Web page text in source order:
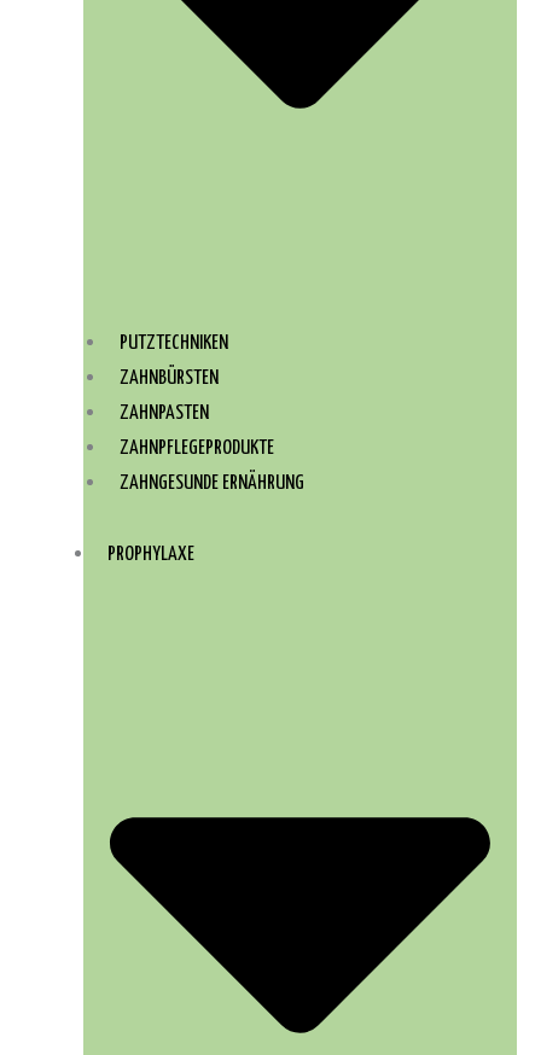
PUTZTECHNIKEN
ZAHNBÜRSTEN
ZAHNPASTEN
ZAHNPFLEGEPRODUKTE
ZAHNGESUNDE ERNÄHRUNG
PROPHYLAXE